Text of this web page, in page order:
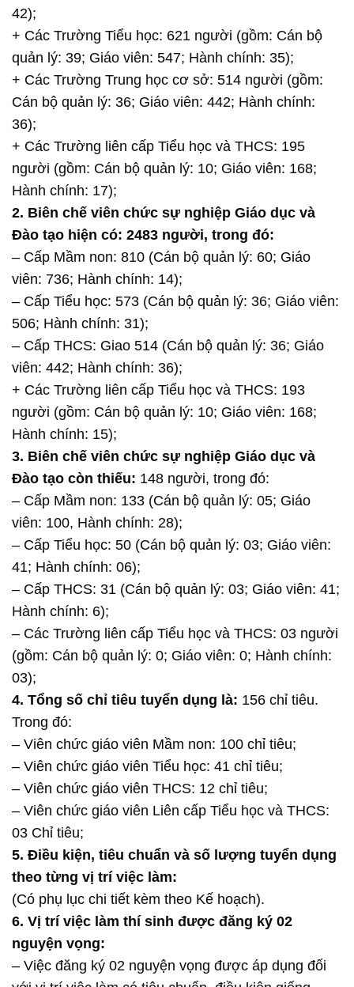
42);
+ Các Trường Tiểu học: 621 người (gồm: Cán bộ
quản lý: 39; Giáo viên: 547; Hành chính: 35);
+ Các Trường Trung học cơ sở: 514 người (gồm:
Cán bộ quản lý: 36; Giáo viên: 442; Hành chính:
36);
+ Các Trường liên cấp Tiểu học và THCS: 195
người (gồm: Cán bộ quản lý: 10; Giáo viên: 168;
Hành chính: 17);
2. Biên chế viên chức sự nghiệp Giáo dục và
Đào tạo hiện có: 2483 người, trong đó:
– Cấp Mầm non: 810 (Cán bộ quản lý: 60; Giáo
viên: 736; Hành chính: 14);
– Cấp Tiểu học: 573 (Cán bộ quản lý: 36; Giáo viên:
506; Hành chính: 31);
– Cấp THCS: Giao 514 (Cán bộ quản lý: 36; Giáo
viên: 442; Hành chính: 36);
+ Các Trường liên cấp Tiểu học và THCS: 193
người (gồm: Cán bộ quản lý: 10; Giáo viên: 168;
Hành chính: 15);
3. Biên chế viên chức sự nghiệp Giáo dục và
Đào tạo còn thiếu: 148 người, trong đó:
– Cấp Mầm non: 133 (Cán bộ quản lý: 05; Giáo
viên: 100, Hành chính: 28);
– Cấp Tiểu học: 50 (Cán bộ quản lý: 03; Giáo viên:
41; Hành chính: 06);
– Cấp THCS: 31 (Cán bộ quản lý: 03; Giáo viên: 41;
Hành chính: 6);
– Các Trường liên cấp Tiểu học và THCS: 03 người
(gồm: Cán bộ quản lý: 0; Giáo viên: 0; Hành chính:
03);
4. Tổng số chỉ tiêu tuyển dụng là: 156 chỉ tiêu.
Trong đó:
– Viên chức giáo viên Mầm non: 100 chỉ tiêu;
– Viên chức giáo viên Tiểu học: 41 chỉ tiêu;
– Viên chức giáo viên THCS: 12 chỉ tiêu;
– Viên chức giáo viên Liên cấp Tiểu học và THCS:
03 Chỉ tiêu;
5. Điều kiện, tiêu chuẩn và số lượng tuyển dụng
theo từng vị trí việc làm:
(Có phụ lục chi tiết kèm theo Kế hoạch).
6. Vị trí việc làm thí sinh được đăng ký 02
nguyện vọng:
– Việc đăng ký 02 nguyện vọng được áp dụng đối